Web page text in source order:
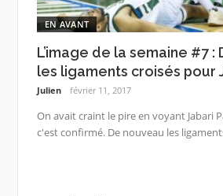
EN AVANT
L’image de la semaine #7 :
les ligaments croisés pour
Julien février 11, 2017
On avait craint le pire en voyant Jabari
c'est confirmé. De nouveau les